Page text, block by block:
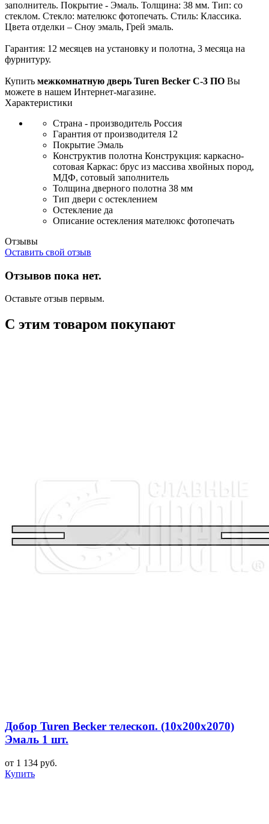
заполнитель. Покрытие - Эмаль. Толщина: 38 мм. Тип: со
стеклом. Стекло: мателюкс фотопечать. Стиль: Классика.
Цвета отделки – Сноу эмаль, Грей эмаль.
Гарантия: 12 месяцев на установку и полотна, 3 месяца на
фурнитуру.
Купить межкомнатную дверь Turen Becker С-3 ПО Вы
можете в нашем Интернет-магазине.
Характеристики
Страна - производитель Россия
Гарантия от производителя 12
Покрытие Эмаль
Конструктив полотна Конструкция: каркасно-
сотовая Каркас: брус из массива хвойных пород,
МДФ, сотовый заполнитель
Толщина дверного полотна 38 мм
Тип двери с остеклением
Остекление да
Описание остекления мателюкс фотопечать
Отзывы
Оставить свой отзыв
Отзывов пока нет.
Оставьте отзыв первым.
С этим товаром покупают
Добор Turen Becker телескоп. (10х200х2070)
Эмаль 1 шт.
от 1 134 руб.
Купить